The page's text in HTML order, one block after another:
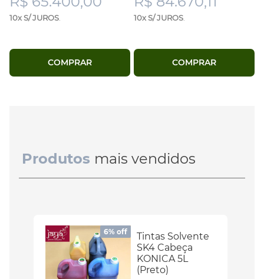
10x S/ JUROS
COMPRAR
10x S/ JUROS
COMPRAR
Produtos mais vendidos
6% off
Tintas Solvente
SK4 Cabeça
KONICA 5L
(Preto)